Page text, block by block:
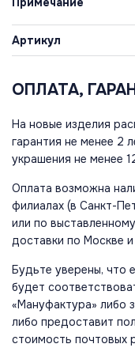
Артикул
ОПЛАТА,
На новые изделия
гарантия не менее 2
украшения не менее
Оплата возможна
филиалах (в Санкт-
или по
доставки по Москве
Будьте уверены, что
будет
«Мануфактура» либо
либо предоставит
стоимость почтовых